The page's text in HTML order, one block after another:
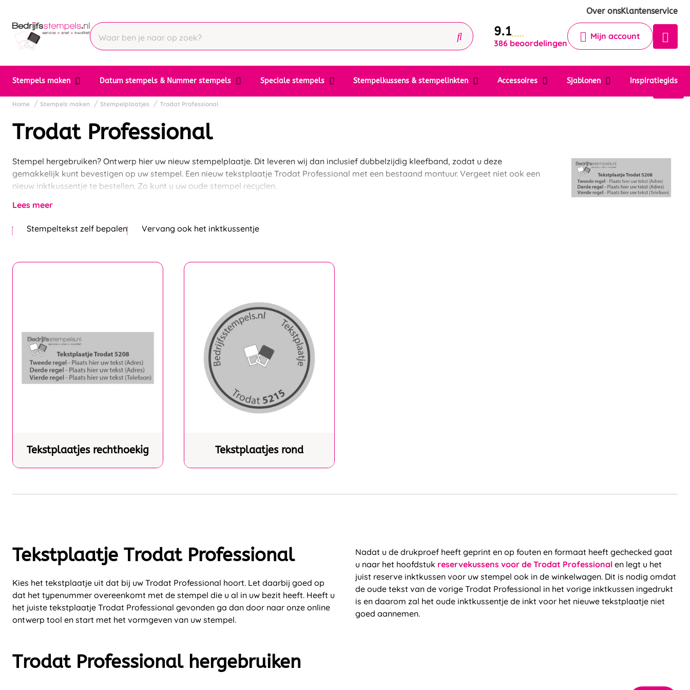
Over onsKlantenservice
9.1
386 beoordelingen
Mijn account
Stempels maken Datum stempels & Nummer stempels Speciale stempels Stempelkussens & stempelinkten Accessoires Sjablonen Inspiratiegids
Krijg een antwoord op uw vraag
Chat 24/7 met onze chatbot voor
Contact
Home Stempels maken Stempelplaatjes Trodat Professional
Trodat Professional
Stempel hergebruiken? Ontwerp hier uw nieuw stempelplaatje. Dit leveren wij dan inclusief dubbelzijdig kleefband, zodat u deze
gemakkelijk kunt bevestigen op uw stempel. Een nieuw tekstplaatje Trodat Professional met een bestaand montuur. Vergeet niet ook een
nieuw inktkussentje te bestellen. Zo kunt u uw oude stempel recyclen.
Lees meer
Stempeltekst zelf bepalen Vervang ook het inktkussentje
Tekstplaatjes rechthoekig Tekstplaatjes rond
Tekstplaatje Trodat Professional
Kies het tekstplaatje uit dat bij uw Trodat Professional hoort. Let daarbij goed op
dat het typenummer overeenkomt met de stempel die u al in uw bezit heeft. Heeft u
het juiste tekstplaatje Trodat Professional gevonden ga dan door naar onze online
ontwerp tool en start met het vormgeven van uw stempel.
Trodat Professional hergebruiken
Nadat u de drukproef heeft geprint en op fouten en formaat heeft gechecked gaat
u naar het hoofdstuk reservekussens voor de Trodat Professional en legt u het
juist reserve inktkussen voor uw stempel ook in de winkelwagen. Dit is nodig omdat
de oude tekst van de vorige Trodat Professional in het vorige inktkussen ingedrukt
is en daarom zal het oude inktkussentje de inkt voor het nieuwe tekstplaatje niet
goed aannemen.